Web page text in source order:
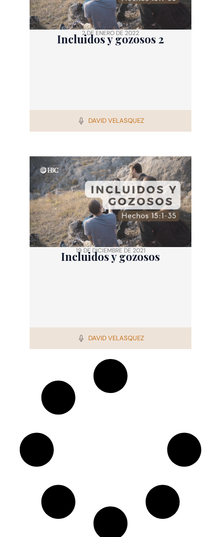
2 DE ENERO DE 2022
Incluidos y gozosos 2
DAVID VELASQUEZ
19 DE DICIEMBRE DE 2021
Incluidos y gozosos
DAVID VELASQUEZ